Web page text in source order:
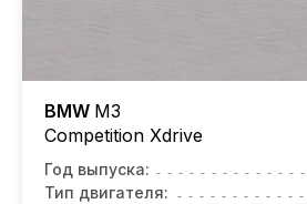
BMW M3
Competition Xdrive
Год выпуска:
Тип двигателя: